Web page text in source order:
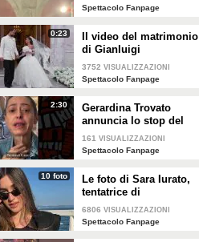
Enrico
Spettacolo Fanpage
0:23
Il video del matrimonio
di Gianluigi
Donnarumma e Alessia
Elefante
3752 VISUALIZZAZIONI
Spettacolo Fanpage
2:30
Gerardina Trovato
annuncia lo stop del
tour per problemi di
salute
161 VISUALIZZAZIONI
Spettacolo Fanpage
10 foto
Le foto di Sara Iurato,
tentatrice di
Temptation Island 2026
6806 VISUALIZZAZIONI
Spettacolo Fanpage